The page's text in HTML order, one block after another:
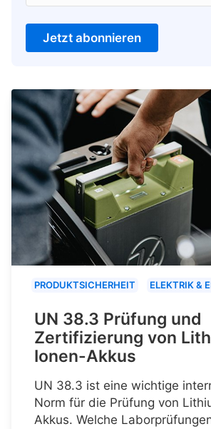
Jetzt abonnieren
PRODUKTSICHERHEIT ELEKTRIK &
UN 38.3 Prüfung und
Zertifizierung von
Ionen-Akkus
UN 38.3 ist eine wichtige
Norm für die Prüfung von
Akkus. Welche